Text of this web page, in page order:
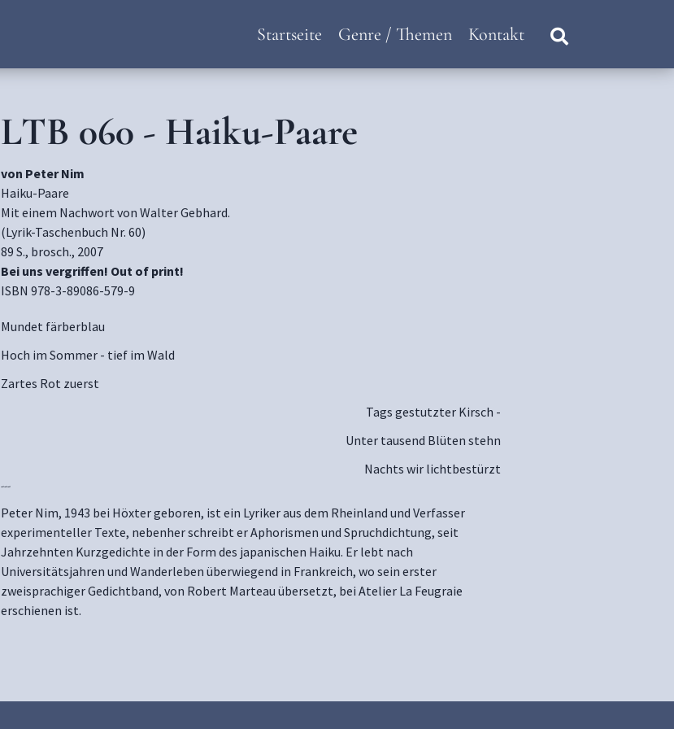
Startseite Genre / Themen Kontakt
LTB 060 - Haiku-Paare
von Peter Nim
Haiku-Paare
Mit einem Nachwort von Walter Gebhard.
(Lyrik-Taschenbuch Nr. 60)
89 S., brosch., 2007
Bei uns vergriffen! Out of print!
ISBN 978-3-89086-579-9
Mundet färberblau
Hoch im Sommer - tief im Wald
Zartes Rot zuerst
Tags gestutzter Kirsch -
Unter tausend Blüten stehn
Nachts wir lichtbestürzt
---
Peter Nim, 1943 bei Höxter geboren, ist ein Lyriker aus dem Rheinland und Verfasser
experimenteller Texte, nebenher schreibt er Aphorismen und Spruchdichtung, seit
Jahrzehnten Kurzgedichte in der Form des japanischen Haiku. Er lebt nach
Universitätsjahren und Wanderleben überwiegend in Frankreich, wo sein erster
zweisprachiger Gedichtband, von Robert Marteau übersetzt, bei Atelier La Feugraie
erschienen ist.